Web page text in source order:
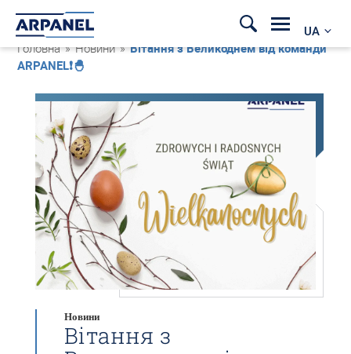
UA
Головна » Новини »Вітання з Великоднем від команди
ARPANEL❗🐣
Новини
Вітання з